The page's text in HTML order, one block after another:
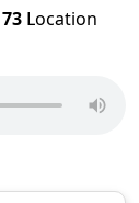
73 Location